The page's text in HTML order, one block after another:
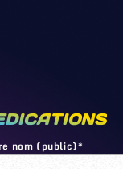
nom (public)*